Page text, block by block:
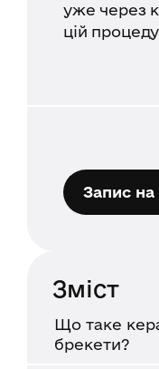
уже через
цій
Запис
Зміст
Що таке
брекети?